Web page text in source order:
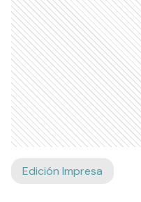
Edición Impresa